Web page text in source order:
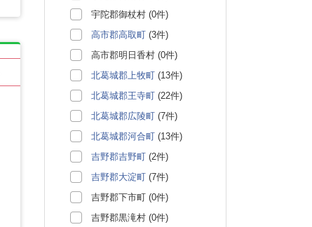
宇陀郡御杖村 (0件)
高市郡高取町 (3件)
高市郡明日香村 (0件)
北葛城郡上牧町 (13件)
北葛城郡王寺町 (22件)
北葛城郡広陵町 (7件)
北葛城郡河合町 (13件)
吉野郡吉野町 (2件)
吉野郡大淀町 (7件)
吉野郡下市町 (0件)
吉野郡黒滝村 (0件)